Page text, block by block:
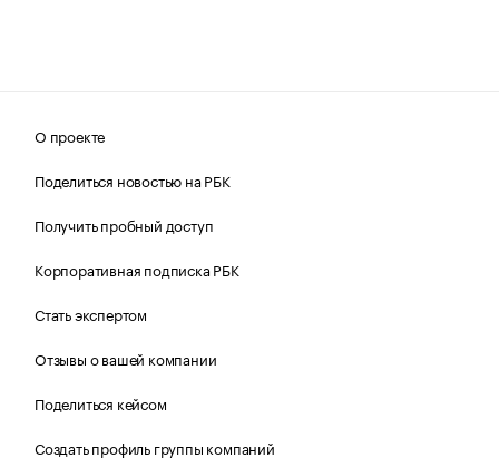
О проекте
Поделиться новостью на РБК
Получить пробный доступ
Корпоративная подписка РБК
Стать экспертом
Отзывы о вашей компании
Поделиться кейсом
Создать профиль группы компаний